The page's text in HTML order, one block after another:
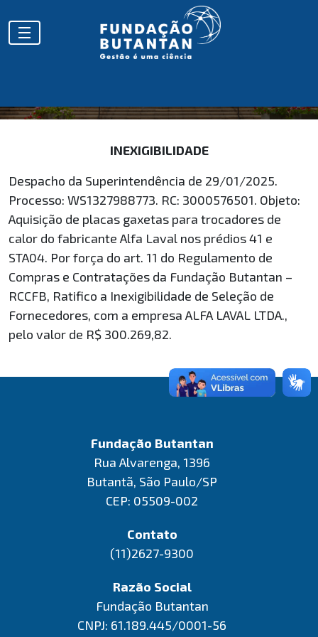
HOMOLOGAÇÕES
INEXIGIBILIDADE
Despacho da Superintendência de 29/01/2025.
Processo: WS1327988773. RC: 3000576501. Objeto:
Aquisição de placas gaxetas para trocadores de
calor do fabricante Alfa Laval nos prédios 41 e
STA04. Por força do art. 11 do Regulamento de
Compras e Contratações da Fundação Butantan –
RCCFB, Ratifico a Inexigibilidade de Seleção de
Fornecedores, com a empresa ALFA LAVAL LTDA.,
pelo valor de R$ 300.269,82.
Fundação Butantan
Rua Alvarenga, 1396
Butantã, São Paulo/SP
CEP: 05509-002
Contato
(11)2627-9300
Razão Social
Fundação Butantan
CNPJ: 61.189.445/0001-56